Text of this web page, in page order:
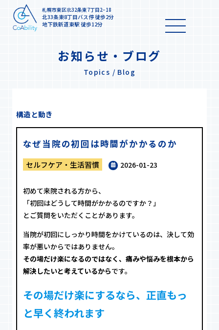
札幌市東区北32条東7丁目2−18
北33条東8丁目バス停 徒歩2分
地下鉄新道東駅 徒歩12分
お知らせ・ブログ
Topics / Blog
構造と動き
なぜ当院の初回は時間がかかるのか
セルフケア・生活習慣 2026-01-23
初めて来院される方から、
「初回はどうして時間がかかるのですか？」
とご質問をいただくことがあります。
当院が初回にしっかり時間をかけているのは、決して効
率が悪いからではありません。
その場だけ楽になるのではなく、痛みや悩みを根本から
解決したいと考えているからです。
その場だけ楽にするなら、正直もっ
と早く終われます